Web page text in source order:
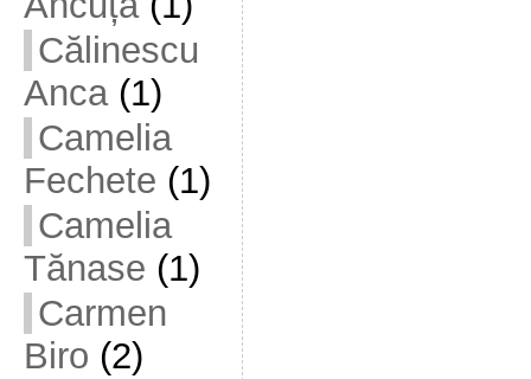
Călinescu
Anca(1)
Camelia
Fechete (1)
Camelia
Tănase (1)
Carmen
Biro (2)